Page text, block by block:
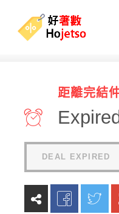
Origins香
碼 – 面膜8折
(0 reviews
距離完結
DEAL EXPIRED